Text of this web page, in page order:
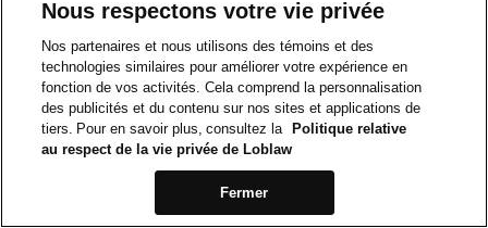
Nous respectons votre vie privée
Nos partenaires et nous utilisons des témoins et des
technologies similaires pour améliorer votre expérience en
fonction de vos activités. Cela comprend la personnalisation
des publicités et du contenu sur nos sites et applications de
tiers. Pour en savoir plus, consultez la
Politique relative
au respect de la vie privée de Loblaw
Fermer